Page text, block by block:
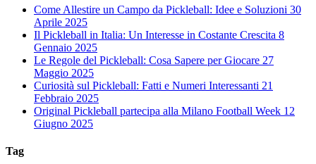
Come Allestire un Campo da Pickleball: Idee e Soluzioni 30
Aprile 2025
Il Pickleball in Italia: Un Interesse in Costante Crescita 8
Gennaio 2025
Le Regole del Pickleball: Cosa Sapere per Giocare 27
Maggio 2025
Curiosità sul Pickleball: Fatti e Numeri Interessanti 21
Febbraio 2025
Original Pickleball partecipa alla Milano Football Week 12
Giugno 2025
Tag